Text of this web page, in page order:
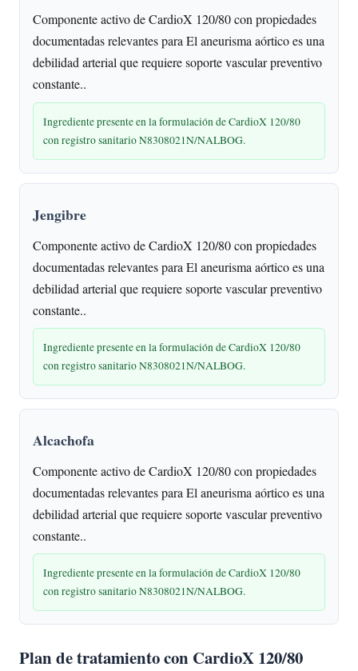
Componente activo de CardioX 120/80 con propiedades
documentadas relevantes para El aneurisma aórtico es una
debilidad arterial que requiere soporte vascular preventivo
constante..
Ingrediente presente en la formulación de CardioX 120/80
con registro sanitario N8308021N/NALBOG.
Jengibre
Componente activo de CardioX 120/80 con propiedades
documentadas relevantes para El aneurisma aórtico es una
debilidad arterial que requiere soporte vascular preventivo
constante..
Ingrediente presente en la formulación de CardioX 120/80
con registro sanitario N8308021N/NALBOG.
Alcachofa
Componente activo de CardioX 120/80 con propiedades
documentadas relevantes para El aneurisma aórtico es una
debilidad arterial que requiere soporte vascular preventivo
constante..
Ingrediente presente en la formulación de CardioX 120/80
con registro sanitario N8308021N/NALBOG.
Plan de tratamiento con CardioX 120/80